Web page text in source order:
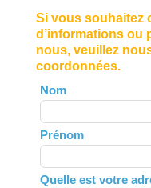
Si vous souhaitez
d’informations ou
nous, veuillez
coordonnées.
Leave
this
field
blank
Nom
Prénom
Quelle est votre